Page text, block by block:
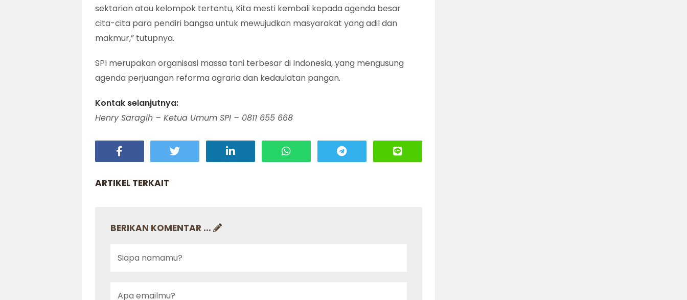
sektarian atau kelompok tertentu, Kita mesti kembali kepada agenda besar
cita-cita para pendiri bangsa untuk mewujudkan masyarakat yang adil dan
makmur,” tutupnya.
SPI merupakan organisasi massa tani terbesar di Indonesia, yang mengusung
agenda perjuangan reforma agraria dan kedaulatan pangan.
Kontak selanjutnya:
Henry Saragih – Ketua Umum SPI – 0811 655 668
ARTIKEL TERKAIT
BERIKAN KOMENTAR ...